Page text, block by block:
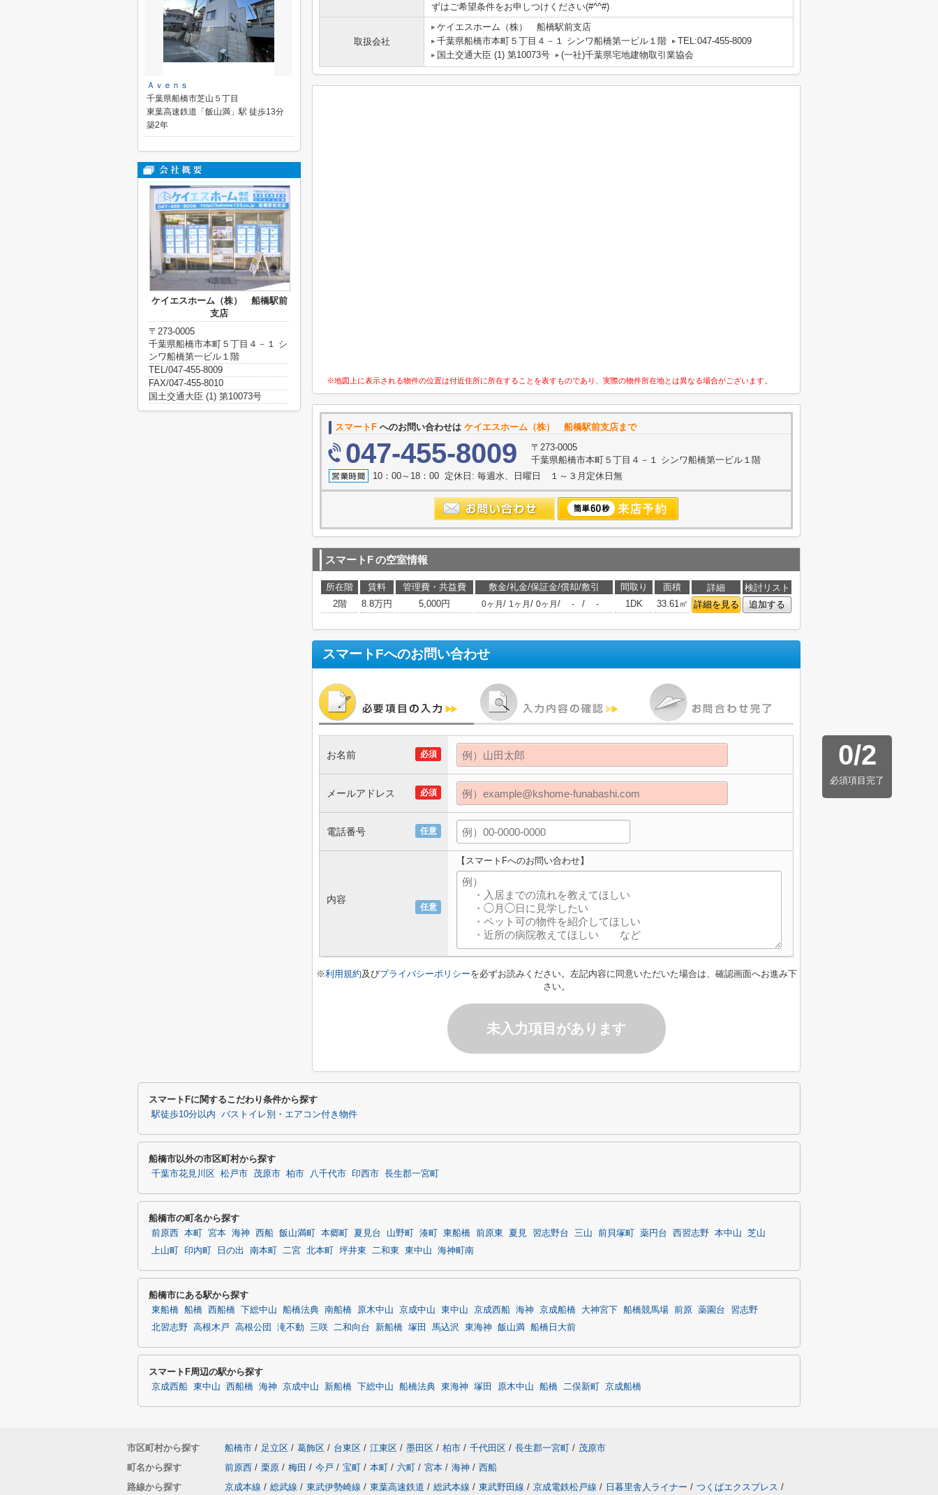
ずはご希望条件をお申しつけください(#^^#)
取扱会社
ケイエスホーム（株） 船橋駅前支店
千葉県船橋市本町５丁目４－１ シンワ船橋第一ビル１階
TEL:047-455-8009
国土交通大臣 (1) 第10073号
(一社)千葉県宅地建物取引業協会
※地図上に表示される物件の位置は付近住所に所在することを表すものであり、実際の物件所在地とは異なる場合がございます。
スマートF へのお問い合わせは ケイエスホーム（株） 船橋駅前支店まで
047-455-8009
〒273-0005
千葉県船橋市本町５丁目４－１ シンワ船橋第一ビル１階
10：00～18：00 定休日: 毎週水、日曜日 １～３月定休日無
スマートFの空室情報
所在階 賃料 管理費・共益費 敷金/礼金/保証金/償却/敷引 間取り 面積 詳細
検討リスト
2階
8.8万円 5,000円 0ヶ月 / 1ヶ月 / 0ヶ月 / - / - 1DK 33.61㎡ 詳細を見る 追加する
スマートFへのお問い合わせ
0/2
必須項目完了
必須
お名前
必須
メールアドレス
任意
電話番号
任意
内容
【スマートFへのお問い合わせ】
※利用規約及びプライバシーポリシーを必ずお読みください。左記内容に同意いただいた場合は、確認画面へお進み下
さい。
未入力項目があります
Ａｖｅｎｓ
千葉県船橋市芝山５丁目
東葉高速鉄道「飯山満」駅 徒歩13分
築2年
ケイエスホーム（株） 船橋駅前
支店
〒273-0005
千葉県船橋市本町５丁目４－１ シ
ンワ船橋第一ビル１階
TEL/047-455-8009
FAX/047-455-8010
国土交通大臣 (1) 第10073号
スマートFに関するこだわり条件から探す
駅徒歩10分以内 バストイレ別・エアコン付き物件
船橋市以外の市区町村から探す
千葉市花見川区 松戸市 茂原市 柏市 八千代市 印西市 長生郡一宮町
船橋市の町名から探す
前原西 本町 宮本 海神 西船 飯山満町 本郷町 夏見台 山野町 湊町 東船橋 前原東 夏見 習志野台 三山 前貝塚町 薬円台 西習志野 本中山
芝山
上山町
印内町 日の出 南本町 二宮 北本町 坪井東 二和東 東中山 海神町南
船橋市にある駅から探す
東船橋 船橋 西船橋 下総中山 船橋法典 南船橋 原木中山 京成中山 東中山 京成西船 海神 京成船橋 大神宮下 船橋競馬場 前原 薬園台
習志野
北習志野
高根木戸 高根公団 滝不動 三咲 二和向台 新船橋 塚田 馬込沢 東海神 飯山満 船橋日大前
スマートF周辺の駅から探す
京成西船 東中山 西船橋 海神 京成中山 新船橋 下総中山 船橋法典 東海神 塚田 原木中山 船橋 二俣新町 京成船橋
市区町村から探す 船橋市 / 足立区 / 葛飾区 / 台東区 / 江東区 / 墨田区 / 柏市 / 千代田区 / 長生郡一宮町 / 茂原市
町名から探す
前原西 / 栗原 / 梅田 / 今戸 / 宝町 / 本町 / 六町 / 宮本 / 海神 / 西船
路線から探す
京成本線 / 総武線 / 東武伊勢崎線 / 東葉高速鉄道 / 総武本線 / 東武野田線 / 京成電鉄松戸線 / 日暮里舎人ライナー / つくばエクスプレス /